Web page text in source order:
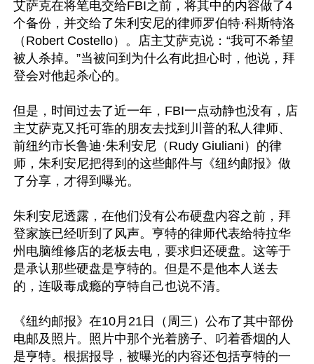
艾萨克在将笔电交给FBI之前，将其中的内容做了4
个备份，并交给了朱利安尼的律师罗伯特·科斯特洛
（Robert Costello）。店主艾萨克说：“我可不希望
被人杀掉。”当被问到为什么有此担心时，他说，拜
登会对他起杀心的。
但是，时间过去了近一年，FBI一点动静也没有，店
主艾萨克又托可靠的朋友去找到川普的私人律师、
前纽约市长鲁迪·朱利安尼（Rudy Giuliani）的律
师，朱利安尼把得到的这些邮件与《纽约邮报》做
了分享，才得到曝光。
朱利安尼透露，在他们没有公布硬盘内容之前，拜
登家族已经听到了风声。亨特的律师代表给特拉华
州电脑维修店的老板去电，要求归还硬盘。这等于
是承认那些硬盘是亨特的。但是不是他本人送去
的，连吸毒成瘾的亨特自己也说不清。
《纽约邮报》在10月21日（周三）公布了其中部份
电邮及照片。照片中那个光着膀子、叼着香烟的人
是亨特。根据报导，被曝光的内容还包括亨特的一